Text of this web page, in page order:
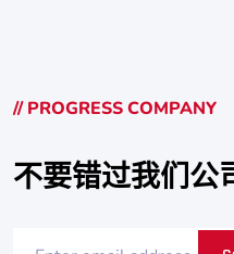
// PROGRESS COMPANY
不要错过我们公